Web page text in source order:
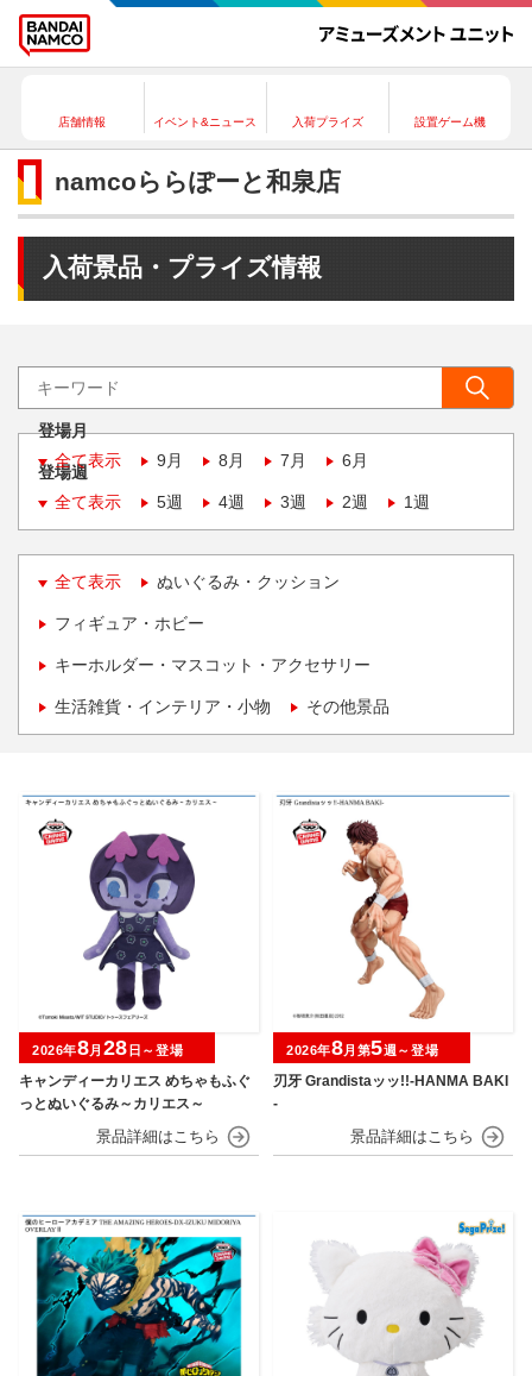
店舗情報 イベント&ニュース 入荷プライズ 設置ゲーム機
namcoららぽーと和泉店
入荷景品・プライズ情報
登場月
全て表示
9月 8月 7月 6月
登場週
全て表示
5週 4週 3週 2週 1週
全て表示 ぬいぐるみ・クッション
フィギュア・ホビー
キーホルダー・マスコット・アクセサリー
生活雑貨・インテリア・小物 その他景品
キャンディーカリエス めちゃもふぐ
っとぬいぐるみ～カリエス～
2026年8月 28 日～登場
刃牙 Grandistaッッ!!-HANMA BAKI
-
2026年8月第5週～登場